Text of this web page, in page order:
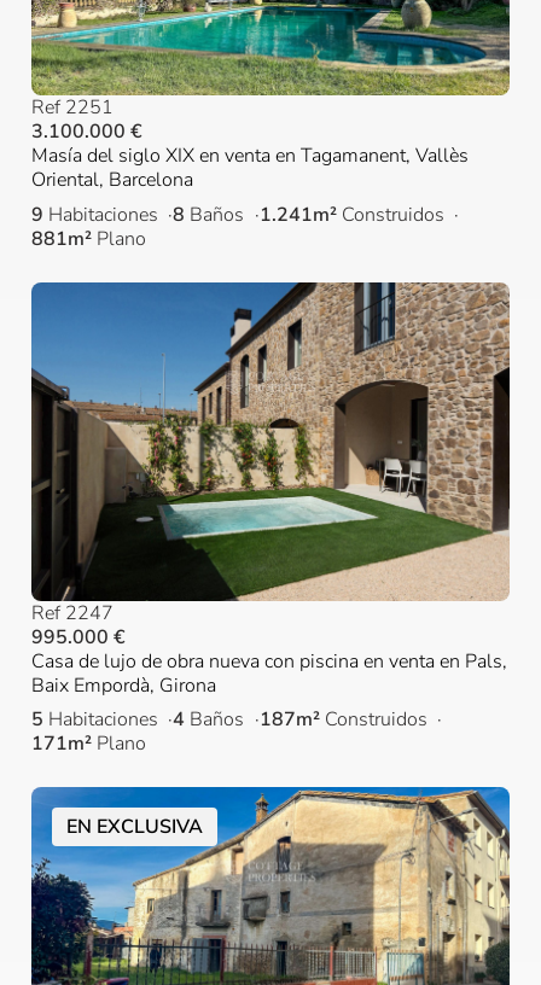
Ref 2251
3.100.000 €
Masía del siglo XIX en venta en Tagamanent, Vallès
Oriental, Barcelona
9 Habitaciones 8 Baños 1.241m² Construidos
881m² Plano
Ref 2247
995.000 €
Casa de lujo de obra nueva con piscina en venta en Pals,
Baix Empordà, Girona
5 Habitaciones 4 Baños 187m² Construidos
171m² Plano
EN EXCLUSIVA